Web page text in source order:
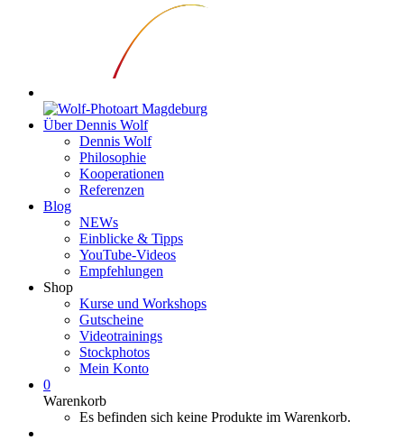
Über Dennis Wolf
Dennis Wolf
Philosophie
Kooperationen
Referenzen
Blog
NEWs
Einblicke & Tipps
YouTube-Videos
Empfehlungen
Shop
Kurse und Workshops
Gutscheine
Videotrainings
Stockphotos
Mein Konto
0
Warenkorb
Es befinden sich keine Produkte im Warenkorb.